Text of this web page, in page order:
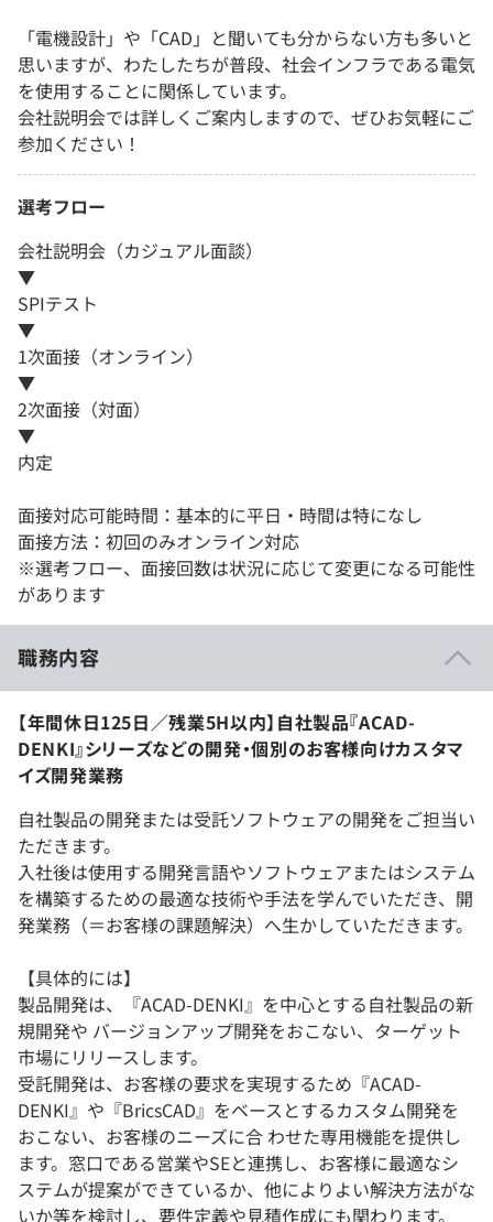
「電機設計」や「CAD」と聞いても分からない方も多いと
思いますが、わたしたちが普段、社会インフラである電気
を使用することに関係しています。
会社説明会では詳しくご案内しますので、ぜひお気軽にご
参加ください！
選考フロー
会社説明会（カジュアル面談）
▼
SPIテスト
▼
1次面接（オンライン）
▼
2次面接（対面）
▼
内定
面接対応可能時間：基本的に平日・時間は特になし
面接方法：初回のみオンライン対応
※選考フロー、面接回数は状況に応じて変更になる可能性
があります
職務内容
【年間休日125日／残業5H以内】自社製品『ACAD-
DENKI』シリーズなどの開発・個別のお客様向けカスタマ
イズ開発業務
自社製品の開発または受託ソフトウェアの開発をご担当い
ただきます。
入社後は使用する開発言語やソフトウェアまたはシステム
を構築するための最適な技術や手法を学んでいただき、開
発業務（＝お客様の課題解決）へ生かしていただきます。
【具体的には】
製品開発は、『ACAD-DENKI』を中心とする自社製品の新
規開発や バージョンアップ開発をおこない、ターゲット
市場にリリースします。
受託開発は、お客様の要求を実現するため『ACAD-
DENKI』や『BricsCAD』をベースとするカスタム開発を
おこない、お客様のニーズに合 わせた専用機能を提供し
ます。窓口である営業やSEと連携し、お客様に最適なシ
ステムが提案ができているか、他によりよい解決方法がな
いか等を検討し、要件定義や見積作成にも関わります。